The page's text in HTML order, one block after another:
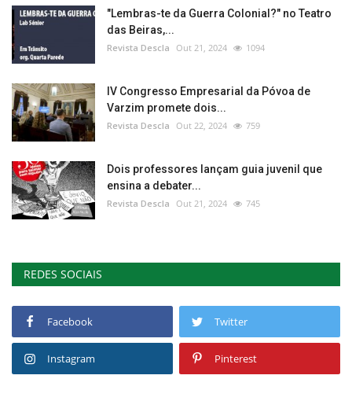
"Lembras-te da Guerra Colonial?" no Teatro
das Beiras,...
Revista Descla Out 21, 2024 1094
IV Congresso Empresarial da Póvoa de
Varzim promete dois...
Revista Descla Out 22, 2024 759
Dois professores lançam guia juvenil que
ensina a debater...
Revista Descla Out 21, 2024 745
REDES SOCIAIS
Facebook Twitter
Instagram Pinterest